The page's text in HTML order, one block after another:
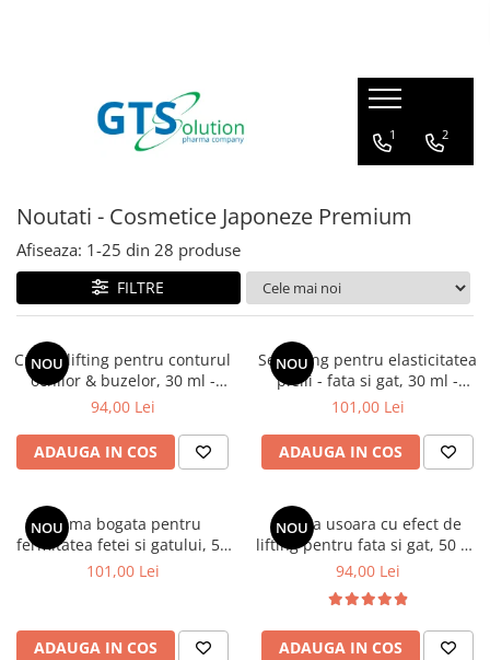
Seturi ingrijire
Protectie solara
Serum pentru fata
Creme de ochi
Creme de fata
Ingrijire corp - fermitate
Masti pentru fata
Cosmetice barbati
Articulatii, oase, muschi
Imunitate, raceala si gripa
Sanatatea familiei
Calitatea vietii
1 2
Noutati - Cosmetice Japoneze Premium
Afiseaza: 1-25 din 28 produse
FILTRE
NOU
Crema lifting pentru conturul
ochilor & buzelor, 30 ml -
Yoskine Zen Lift Collagen Pro
94,00 Lei
ADAUGA IN COS
NOU
Ser lifting pentru elasticitatea
pielii - fata si gat, 30 ml -
Yoskine Zen Lift Collagen Pro
101,00 Lei
ADAUGA IN COS
NOU
Crema bogata pentru
fermitatea fetei si gatului, 50
ml - Yoskine Zen Lift Collagen
101,00 Lei
ADAUGA IN COS
NOU
Crema usoara cu efect de
lifting pentru fata si gat, 50 ml
-Yoskine Zen Lift Collagen Pro
94,00 Lei
ADAUGA IN COS